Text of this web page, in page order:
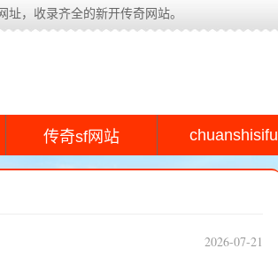
，收录齐全的新开传奇网站。
传奇sf网站 chuanshisifu
2026-07-21